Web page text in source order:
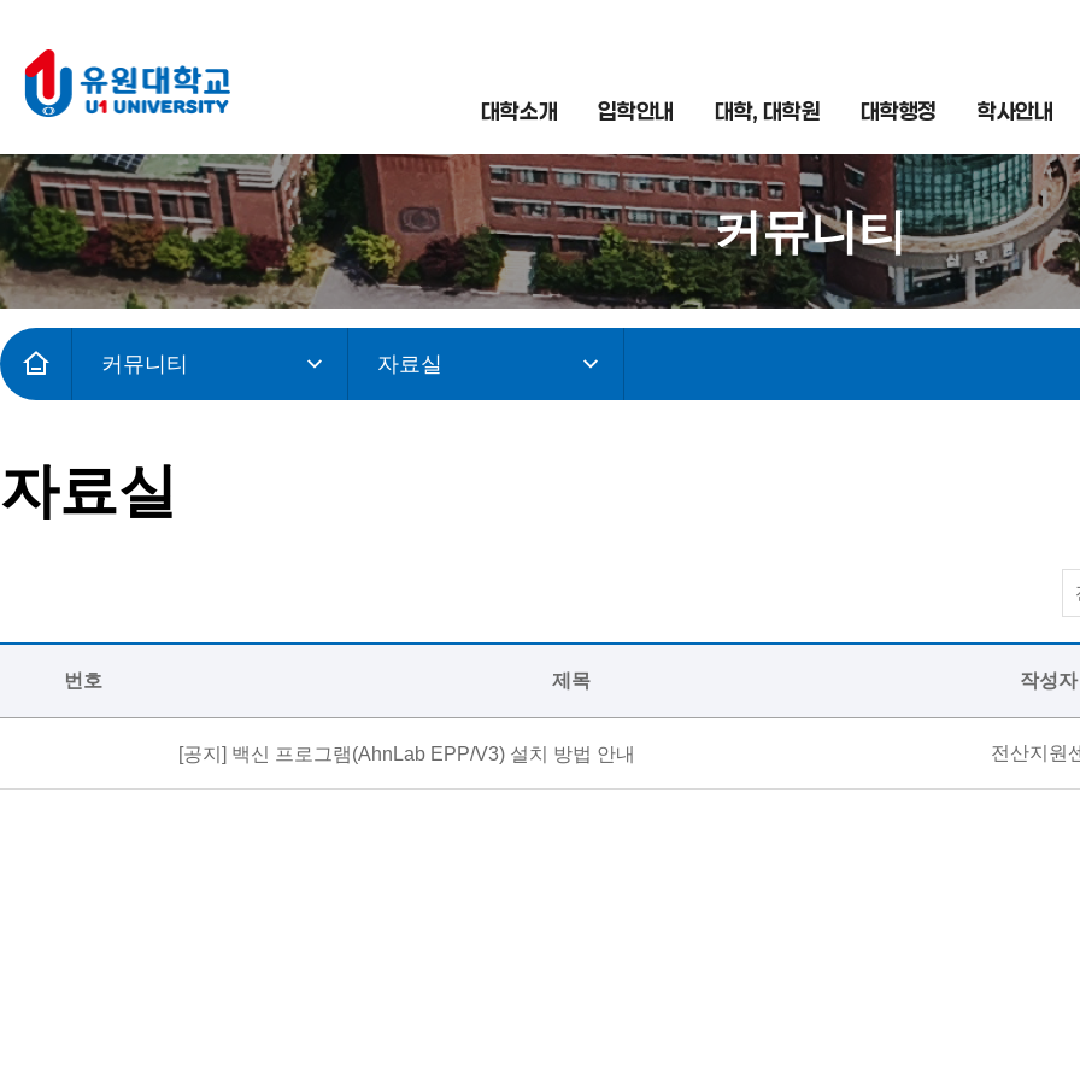
대학소개 입학안내 대학, 대학원 대학행정 학사안내
커뮤니티
커뮤니티 자료실
자료실
번호 제목 작성자
[공지] 백신 프로그램(AhnLab EPP/V3) 설치 방법 안내 전산지원